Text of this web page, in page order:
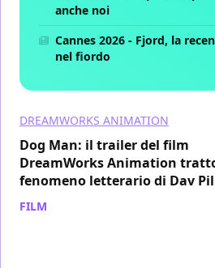
anche noi
Cannes 2026 - Fjord, la
nel fiordo
DREAMWORKS ANIMATION
Dog Man: il trailer del film
DreamWorks Animation
fenomeno letterario di Dav
FILM